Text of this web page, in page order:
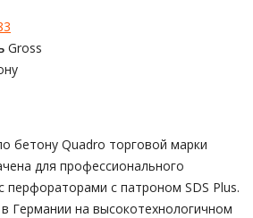
Gross
бетону Quadro торговой марки
для профессионального
перфораторами с патроном SDS Plus.
Германии на высокотехнологичном